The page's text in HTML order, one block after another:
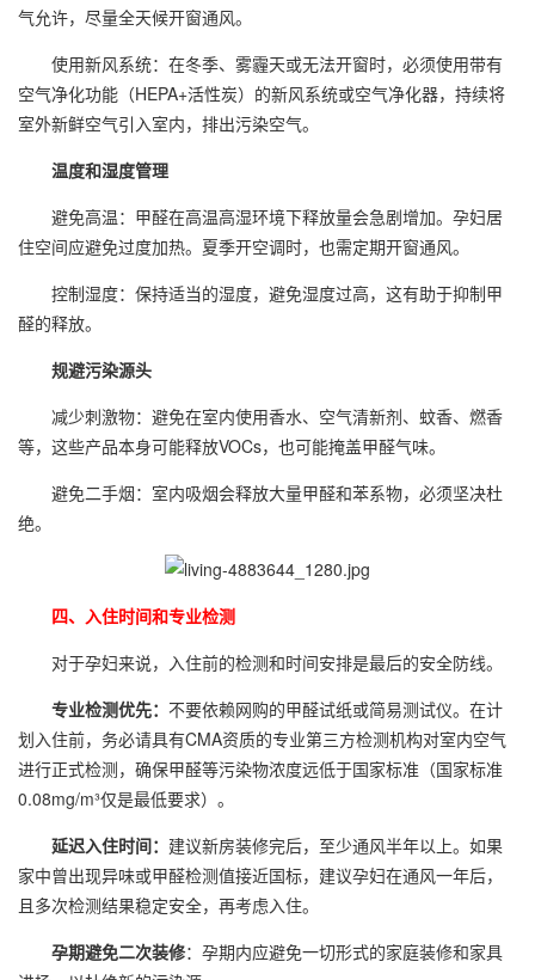
气允许，尽量全天候开窗通风。
使用新风系统：在冬季、雾霾天或无法开窗时，必须使用带有
空气净化功能（HEPA+活性炭）的新风系统或空气净化器，持续将
室外新鲜空气引入室内，排出污染空气。
温度和湿度管理
避免高温：甲醛在高温高湿环境下释放量会急剧增加。孕妇居
住空间应避免过度加热。夏季开空调时，也需定期开窗通风。
控制湿度：保持适当的湿度，避免湿度过高，这有助于抑制甲
醛的释放。
规避污染源头
减少刺激物：避免在室内使用香水、空气清新剂、蚊香、燃香
等，这些产品本身可能释放VOCs，也可能掩盖甲醛气味。
避免二手烟：室内吸烟会释放大量甲醛和苯系物，必须坚决杜
绝。
四、入住时间和专业检测
对于孕妇来说，入住前的检测和时间安排是最后的安全防线。
专业检测优先： 不要依赖网购的甲醛试纸或简易测试仪。在计
划入住前，务必请具有CMA资质的专业第三方检测机构对室内空气
进行正式检测，确保甲醛等污染物浓度远低于国家标准（国家标准
0.08mg/m³仅是最低要求）。
延迟入住时间： 建议新房装修完后，至少通风半年以上。如果
家中曾出现异味或甲醛检测值接近国标，建议孕妇在通风一年后，
且多次检测结果稳定安全，再考虑入住。
孕期避免二次装修：孕期内应避免一切形式的家庭装修和家具